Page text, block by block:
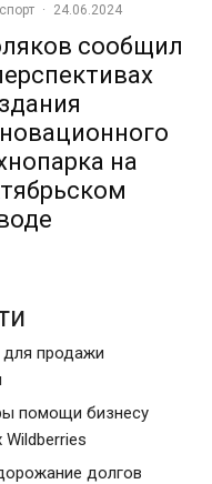
· 24.06.2024
сообщил
на
для продажи
помощи бизнесу
долгов